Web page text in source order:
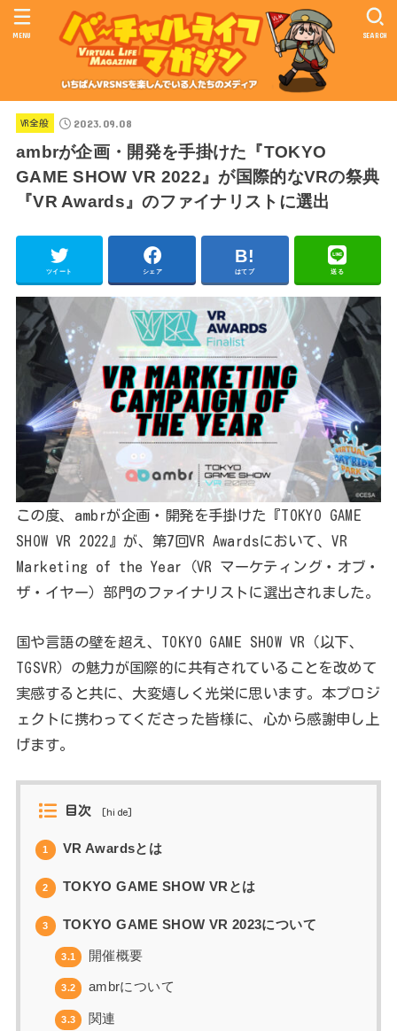
SEARCH
MENU
VR全般 2023.09.08
ambrが企画・開発を手掛けた『TOKYO
GAME SHOW VR 2022』が国際的なVRの祭典
『VR Awards』のファイナリストに選出
ツイート シェア はてブ 送る
この度、ambrが企画・開発を手掛けた『TOKYO GAME
SHOW VR 2022』が、第7回VR Awardsにおいて、VR
Marketing of the Year（VR マーケティング・オブ・
ザ・イヤー）部門のファイナリストに選出されました。
国や言語の壁を超え、TOKYO GAME SHOW VR（以下、
TGSVR）の魅力が国際的に共有されていることを改めて
実感すると共に、大変嬉しく光栄に思います。本プロジ
ェクトに携わってくださった皆様に、心から感謝申し上
げます。
目次 [hide]
1 VR Awardsとは
2 TOKYO GAME SHOW VRとは
3 TOKYO GAME SHOW VR 2023について
3.1 開催概要
3.2 ambrについて
3.3 関連